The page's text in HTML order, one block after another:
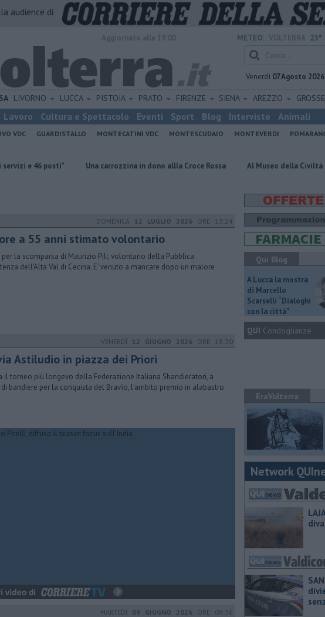
audience di
METEO: 23°
Venerdì 07 Agosto 2026
LIVORNO LUCCA PISTOIA PRATO FIRENZE SIENA AREZZO
Lavoro Cultura e Spettacolo Eventi Sport Blog Interviste Animali
VDC GUARDISTALLO MONTECATINI VDC MONTESCUDAIO MONTEVERDI
Una carrozzina in dono allla Croce Rossa Al Museo della Civiltà contadina va
DOMENICA 12 LUGLIO 2026 ORE 13:24
a 55 anni stimato volontario
per la scomparsa di Maurizio Pili, volontario della Pubblica
dell'Alta Val di Cecina. E' venuto a mancare dopo un malore
VENERDÌ 12 GIUGNO 2026 ORE 18:30
Astiludio in piazza dei Priori
il torneo più longevo della Federazione Italiana Sbandieratori, a
bandiere per la conquista del Bravìo, l'ambito premio in alabastro
MARTEDÌ 09 GIUGNO 2026 ORE 09:36
Qui Blog
A Lucca la mostra
di Marcello
Scarselli “Dialoghi
con la città"
QUI Condoglianze
EraVolterra
Network